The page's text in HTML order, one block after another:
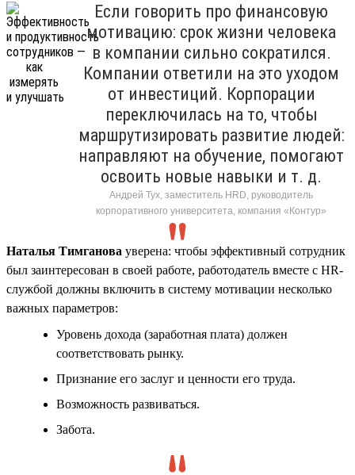
Если говорить про финансовую
мотивацию: срок жизни человека
в компании сильно сократился.
Компании ответили на это уходом
от инвестиций. Корпорации
переключилась на то, чтобы
маршрутизировать развитие людей:
направляют на обучение, помогают
освоить новые навыки и т. д.
Андрей Тух, заместитель HRD, руководитель
корпоративного университета, компания «Контур»
Наталья Тимганова уверена: чтобы эффективный сотрудник
был заинтересован в своей работе, работодатель вместе с HR-
службой должны включить в систему мотивации несколько
важных параметров:
Уровень дохода (заработная плата) должен
соответствовать рынку.
Признание его заслуг и ценности его труда.
Возможность развиваться.
Забота.